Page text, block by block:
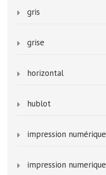
gris
grise
horizontal
hublot
impression numérique
impression numerique